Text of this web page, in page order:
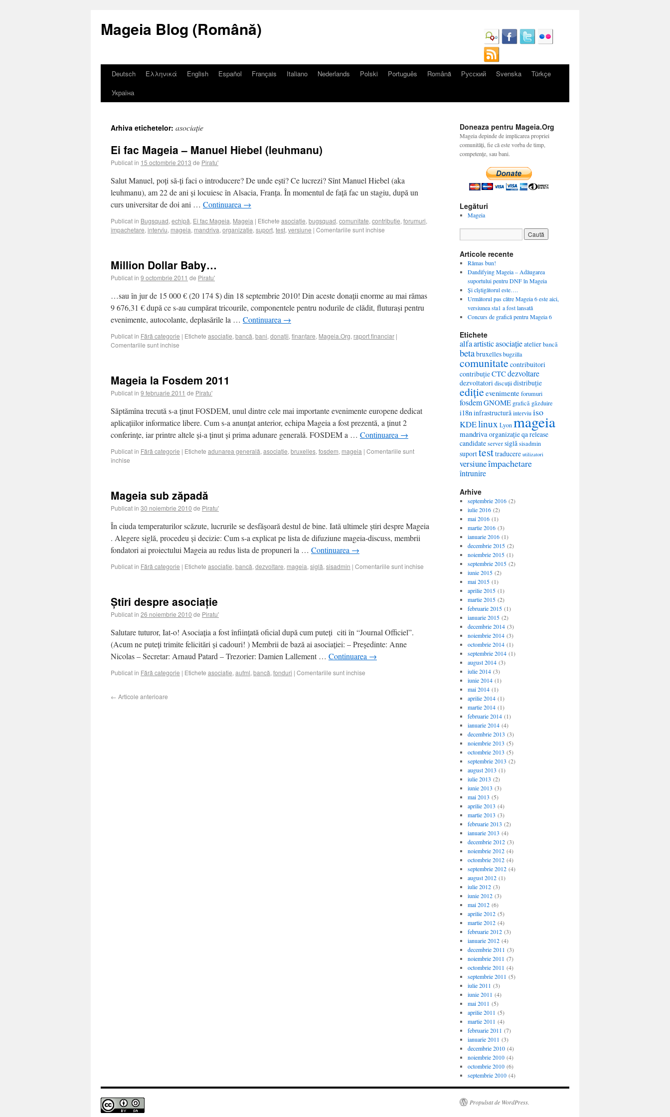
Mageia Blog (Română)
Deutsch Ελληνικά English Español Français Italiano Nederlands Polski Português Română Русский Svenska
Türkçe
Україна
Arhiva etichetelor: asociație
Ei fac Mageia – Manuel Hiebel (leuhmanu)
Publicat în 15 octombrie 2013 de Piratu'
Salut Manuel, poți să-ți faci o introducere? De unde ești? Ce lucrezi? Sînt Manuel Hiebel (aka
leuhmanu), am 22 de ani și locuiesc în Alsacia, Franța. În momentul de față fac un stagiu, după un
curs universitar de doi ani … Continuarea →
Publicat în Bugsquad, echipă, Ei fac Mageia, Mageia | Etichete asociație, bugsquad, comunitate, contribuție, forumuri,
împachetare, interviu, mageia, mandriva, organizație, suport, test, versiune | Comentariile sunt închise
Million Dollar Baby…
Publicat în 9 octombrie 2011 de Piratu'
…sau în jur de 15 000 € (20 174 $) din 18 septembrie 2010! Din aceste donații enorme au mai rămas
9 676,31 € după ce s-au cumpărat tricourile, componentele pentru nodurile de clădit, fluturași pentru
evenimente, autocolante, deplasările la … Continuarea →
Publicat în Fără categorie | Etichete asociație, bancă, bani, donații, finanțare, Mageia.Org, raport financiar |
Comentariile sunt închise
Mageia la Fosdem 2011
Publicat în 9 februarie 2011 de Piratu'
Săptămîna trecută s-a ținut FOSDEM, unul dintre cele mai importante evenimente europene dedicat
aplicațiilor informatice libere. Cum s-a anunțat anterior, echipa Mageia a fost prezentă, a ținut 2
conferințe, iar printre altele și-a ținut și prima adunare generală. FOSDEM a … Continuarea →
Publicat în Fără categorie | Etichete adunarea generală, asociație, bruxelles, fosdem, mageia | Comentariile sunt
închise
Mageia sub zăpadă
Publicat în 30 noiembrie 2010 de Piratu'
În ciuda temperaturilor scăzute, lucrurile se desfășoară destul de bine. Iată ultimele știri despre Mageia
. Alegere siglă, procedeu și decizie: Cum s-a explicat pe lista de difuziune mageia-discuss, membrii
fondatori ai proiectului Mageia au redus lista de propuneri la … Continuarea →
Publicat în Fără categorie | Etichete asociație, bancă, dezvoltare, mageia, siglă, sisadmin | Comentariile sunt închise
Știri despre asociație
Publicat în 26 noiembrie 2010 de Piratu'
Salutare tuturor, Iat-o! Asociația a fost înființată oficial după cum puteți citi în “Journal Officiel”.
(Acum ne puteți trimite felicitări și cadouri! ) Membrii de bază ai asociației: – Președinte: Anne
Nicolas – Secretar: Arnaud Patard – Trezorier: Damien Lallement … Continuarea →
Publicat în Fără categorie | Etichete asociație, aufml, bancă, fonduri | Comentariile sunt închise
← Articole anterioare
Doneaza pentru Mageia.Org
Mageia depinde de implicarea propriei
comunități, fie că este vorba de timp,
competențe, sau bani.
Legături
Mageia
Articole recente
Rămas bun!
Dandifying Mageia – Adăugarea
suportului pentru DNF în Mageia
Și cîștigătorul este….
Următorul pas către Mageia 6 este aici,
versiunea sta1 a fost lansată
Concurs de grafică pentru Mageia 6
Etichete
alfaartisticasociațieatelierbancă
betabruxellesbugzilla
comunitatecontribuitori
contribuțieCTCdezvoltare
dezvoltatoridiscuțiidistribuție
edițieevenimenteforumuri
fosdemGNOME grafică găzduire
i18ninfrastructurăinterviuiso
KDElinux Lyonmageia
mandrivaorganizațieqarelease
candidateserversiglăsisadmin
suporttesttraducere utilizatori
versiuneîmpachetare
întrunire
Arhive
septembrie 2016(2)
iulie 2016(2)
mai 2016(1)
martie 2016(3)
ianuarie 2016(1)
decembrie 2015(2)
noiembrie 2015(1)
septembrie 2015(2)
iunie 2015(2)
mai 2015(1)
aprilie 2015(1)
martie 2015(2)
februarie 2015(1)
ianuarie 2015(2)
decembrie 2014(3)
noiembrie 2014(3)
octombrie 2014(1)
septembrie 2014(1)
august 2014(3)
iulie 2014(3)
iunie 2014(1)
mai 2014(1)
aprilie 2014(1)
martie 2014(1)
februarie 2014(1)
ianuarie 2014(4)
decembrie 2013 (3)
noiembrie 2013 (5)
octombrie 2013 (5)
septembrie 2013 (2)
august 2013 (1)
iulie 2013 (2)
iunie 2013 (3)
mai 2013 (5)
aprilie 2013 (4)
martie 2013 (3)
februarie 2013 (2)
ianuarie 2013 (4)
decembrie 2012(3)
noiembrie 2012(4)
octombrie 2012(4)
septembrie 2012(4)
august 2012(1)
iulie 2012(3)
iunie 2012(3)
mai 2012(6)
aprilie 2012(5)
martie 2012(4)
februarie 2012(3)
ianuarie 2012(4)
decembrie 2011 (3)
noiembrie 2011 (7)
octombrie 2011 (4)
septembrie 2011 (5)
iulie 2011 (3)
iunie 2011 (4)
mai 2011 (5)
aprilie 2011 (5)
martie 2011 (4)
februarie 2011 (7)
ianuarie 2011 (3)
decembrie 2010(4)
noiembrie 2010(4)
octombrie 2010(6)
septembrie 2010(4)
Propulsat de WordPress.